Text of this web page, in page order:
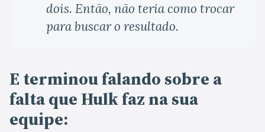
dois. Então, não teria como trocar
para buscar o resultado.
E terminou falando sobre a
falta que Hulk faz na sua
equipe: